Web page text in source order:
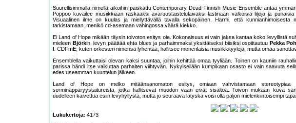
Suurellisimmalla nimellä aikoihin paiskattu Contemporary Dead Finnish Music Ensemble antaa
Poppoo kuvailee musiikkiaan raskaaksi avaruustaistelulaivaksi lastinaan valkoisia liljoja ja
Visuaalinen ilme on kuulas ja miellyttävällä tavalla sekopäinen. Harmi, että kunnianhimoisesta
tarkistamaan, menikö cd-asemaan vahingossa väärä kiekko.
Ei Land of Hope mikään täysin toivoton esitys ole. Kokonaisuus ei vain jaksa kantaa koko levyllistä
mieleen Björkin, levyn päättää ehta blues ja parhaimmaksi yksittäiseksi biisiksi osoittautuu Pekka
. CDFmE, kuten orkesteri nimensä lyhentää, hallitsee monenlaisia musiikkityylejä, mutta omaa
Ensemblella vaikuttaisi olevan kaksi suuntaa, joihin kehittää omaa tyyliään. Toinen on kauniin
parissa bändi itse vaikuttaa parhaiten viihtyvän. Nykyisellään kumpikaan osasto ei vain saavuta
edes useamman kuuntelun jälkeen.
Land of Hope on melko mitäänsanomaton esitys, omiaan vahvistamaan stereotypiaa
sorminäppäryystaitureista, jotka hallitsevat muodon vaan eivät sisältöä. Toivon mukaan kuva
uudelleen kaivettua esiin levyhyllystä, mutta jo seuraava lätyskä voisi olla paljon mielenkiintoisempi
Lukukertoja: 4173